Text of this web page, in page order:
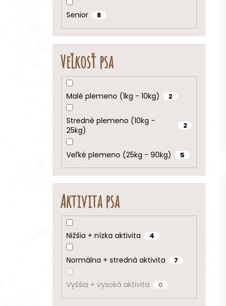
Senior 8
Veľkosť psa
Malé plemeno (1kg - 10kg) 2
Stredné plemeno (10kg -
25kg)
2
Veľké plemeno (25kg - 90kg) 5
Aktivita psa
Nižšia + nízka aktivita 4
Normálna + stredná aktivita 7
Vyššia + vysoká aktivita 0